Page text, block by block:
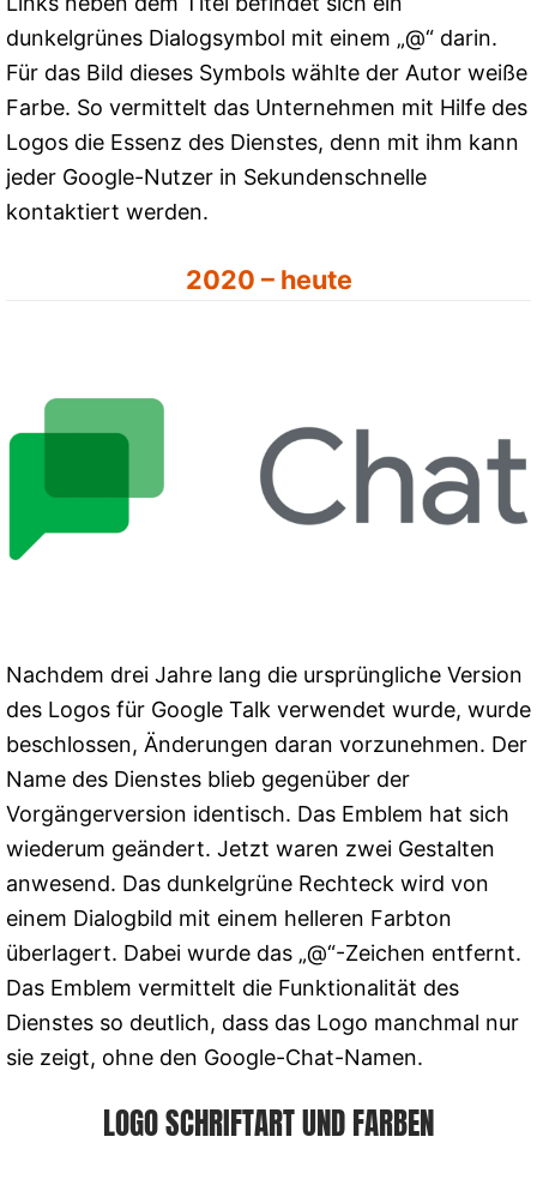
dunkelgrünes Dialogsymbol mit einem „@“ darin.
Für das Bild dieses Symbols wählte der Autor weiße
Farbe. So vermittelt das Unternehmen mit Hilfe des
Logos die Essenz des Dienstes, denn mit ihm kann
jeder Google-Nutzer in Sekundenschnelle
kontaktiert werden.
2020 – heute
Nachdem drei Jahre lang die ursprüngliche Version
des Logos für Google Talk verwendet wurde, wurde
beschlossen, Änderungen daran vorzunehmen. Der
Name des Dienstes blieb gegenüber der
Vorgängerversion identisch. Das Emblem hat sich
wiederum geändert. Jetzt waren zwei Gestalten
anwesend. Das dunkelgrüne Rechteck wird von
einem Dialogbild mit einem helleren Farbton
überlagert. Dabei wurde das „@“-Zeichen entfernt.
Das Emblem vermittelt die Funktionalität des
Dienstes so deutlich, dass das Logo manchmal nur
sie zeigt, ohne den Google-Chat-Namen.
LOGO SCHRIFTART UND FARBEN